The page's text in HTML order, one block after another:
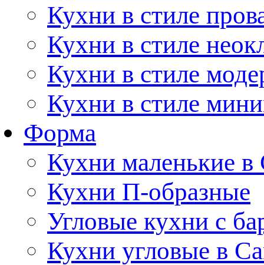
Кухни в стиле
Кухни в стиле
Кухни в стиле
Кухни в стиле
Форма
Кухни маленькие в
Кухни П-образные
Угловые кухни с
Кухни угловые в